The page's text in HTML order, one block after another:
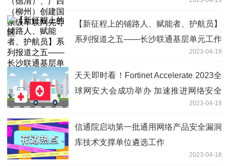
【新征程上的铺路人、赋能者、护航员】
系列报道之五——长沙联通基层单元工作
人员曾海水跳湖施救落水儿童-资讯2023-04-19
天天即时看！Fortinet Accelerate 2023全
球网安大会成功举办 加速推进网络安全
2023-04-18
信通院启动第一批通用网络产品安全漏洞
库技术支撑单位遴选工作
2023-04-18